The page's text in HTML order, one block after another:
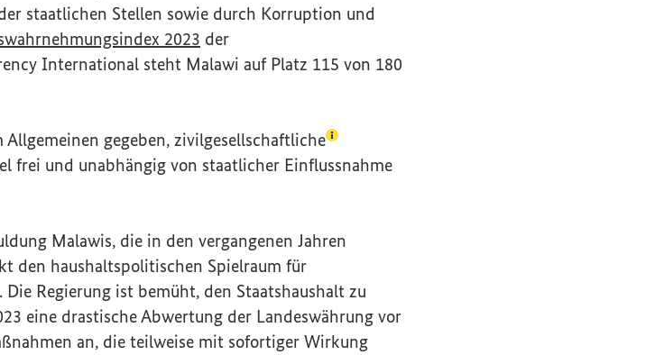
staatlichen Stellen sowie durch Korruption und
2023 (Externer Link)
der
zum Begriff aufrufen)
International steht Malawi auf Platz 115 von 180
gegeben, zivilgesellschaftliche(Lexikon-Eintrag zum Begriff aufrufen)
frei und unabhängig von staatlicher Einflussnahme
Malawis, die in den vergangenen Jahren
den haushaltspolitischen Spielraum für
Regierung ist bemüht, den Staatshaushalt zu
eine drastische Abwertung der Landeswährung vor
an, die teilweise mit sofortiger Wirkung